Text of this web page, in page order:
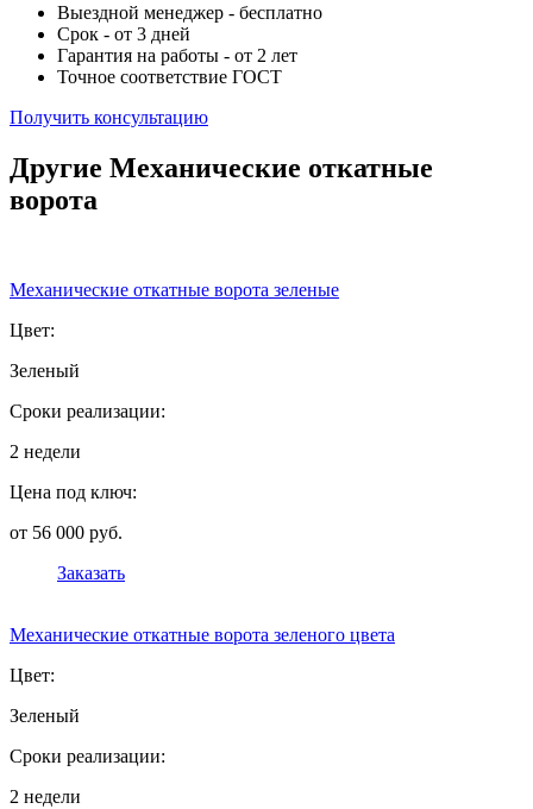
Выездной менеджер - бесплатно
Срок - от 3 дней
Гарантия на работы - от 2 лет
Точное соответствие ГОСТ
Получить консультацию
Другие Механические откатные
ворота
Механические откатные ворота зеленые
Цвет:
Зеленый
Сроки реализации:
2 недели
Цена под ключ:
от 56 000 руб.
Заказать
Механические откатные ворота зеленого цвета
Цвет:
Зеленый
Сроки реализации:
2 недели